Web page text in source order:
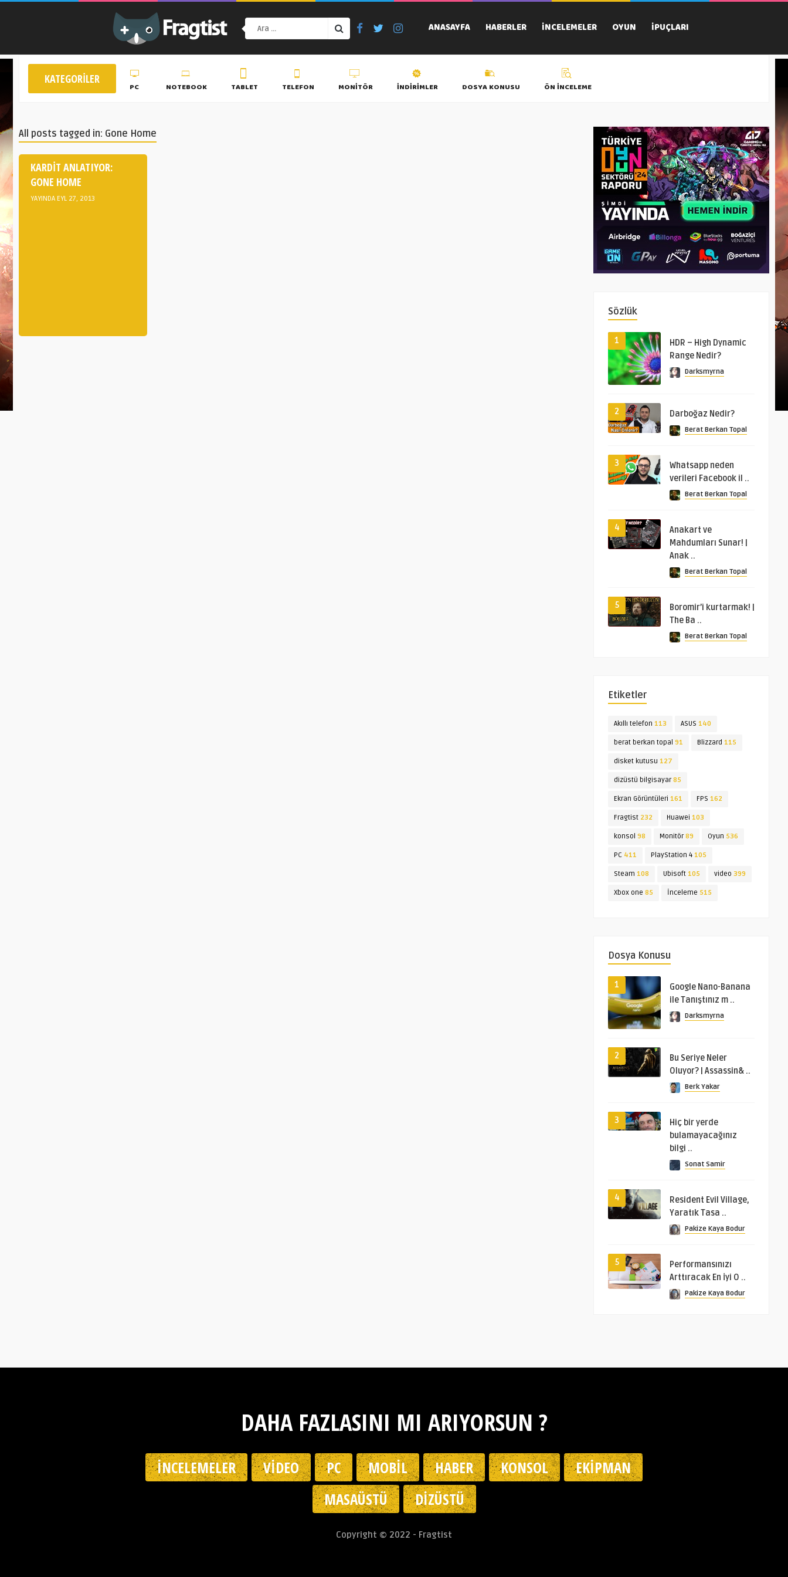
ANASAYFA HABERLER İNCELEMELER OYUN İPUÇLARI
KATEGORILER
PC NOTEBOOK TABLET TELEFON MONITÖR İNDIRIMLER DOSYA KONUSU ÖN İNCELEME
All posts tagged in: Gone Home
KARDIT ANLATIYOR:
GONE HOME
YAYINDA EYL 27, 2013
Sözlük
1
HDR – High Dynamic
Range Nedir?
Darksmyrna
2 Darboğaz Nedir?
Berat Berkan Topal
3
Whatsapp neden
verileri Facebook il ..
Berat Berkan Topal
4
Anakart ve
Mahdumları Sunar! |
Anak ..
Berat Berkan Topal
5
Boromir’i kurtarmak! |
The Ba ..
Berat Berkan Topal
Etiketler
Akıllı telefon 113 ASUS 140
berat berkan topal 91 Blizzard 115
disket kutusu 127
dizüstü bilgisayar85
Ekran Görüntüleri 161 FPS 162
Fragtist 232 Huawei 103
konsol 98 Monitör89 Oyun 536
PC 411 PlayStation 4 105
Steam 108 Ubisoft 105 video 399
Xbox one 85 İnceleme 515
Dosya Konusu
1
Google Nano-Banana
ile Tanıştınız m ..
Darksmyrna
2
Bu Seriye Neler
Oluyor? | Assassin& ..
Berk Yakar
3
Hiç bir yerde
bulamayacağınız
bilgi ..
Sonat Samir
4
Resident Evil Village,
Yaratık Tasa ..
Pakize Kaya Bodur
5
Performansınızı
Arttıracak En İyi O ..
Pakize Kaya Bodur
DAHA FAZLASINI MI ARIYORSUN ?
İNCELEMELER VIDEO PC MOBIL HABER KONSOL
EKIPMAN
MASAÜSTÜ
DIZÜSTÜ
Copyright © 2022 - Fragtist